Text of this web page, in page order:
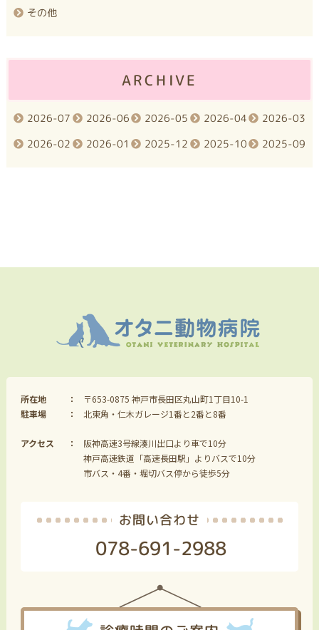
その他
ARCHIVE
2026-07 2026-06 2026-05 2026-04 2026-03
2026-02 2026-01 2025-12 2025-10 2025-09
所在地
〒653-0875 神戸市長田区丸山町1丁目10-1
駐車場
北東角・仁木ガレージ1番と2番と8番
アクセス
阪神高速3号線湊川出口より車で10分
神戸高速鉄道「高速長田駅」よりバスで10分
市バス・4番・堀切バス停から徒歩5分
お問い合わせ
078-691-2988